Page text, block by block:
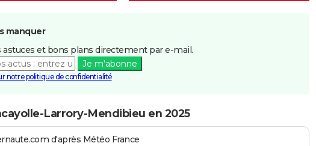
manquer
astuces et bons plans directement par e-mail.
Je m'abonne
notre politique de confidentialité
Larrory-Mendibieu en 2025
d'après Météo France